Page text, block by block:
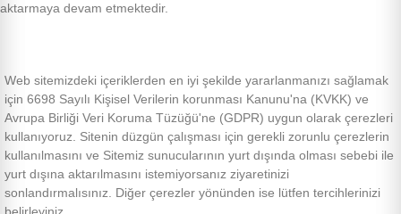
aktarmaya devam etmektedir.
Web sitemizdeki içeriklerden en iyi şekilde yararlanmanızı sağlamak
için 6698 Sayılı Kişisel Verilerin korunması Kanunu'na (KVKK) ve
Avrupa Birliği Veri Koruma Tüzüğü'ne (GDPR) uygun olarak çerezleri
kullanıyoruz. Sitenin düzgün çalışması için gerekli zorunlu çerezlerin
kullanılmasını ve Sitemiz sunucularının yurt dışında olması sebebi ile
yurt dışına aktarılmasını istemiyorsanız ziyaretinizi
sonlandırmalısınız. Diğer çerezler yönünden ise lütfen tercihlerinizi